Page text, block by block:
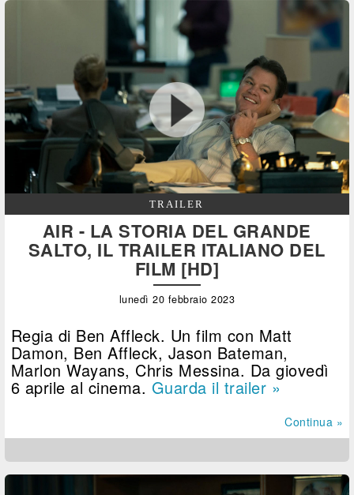
TRAILER
AIR - LA STORIA DEL GRANDE
SALTO, IL TRAILER ITALIANO DEL
FILM [HD]
lunedì 20 febbraio 2023
Regia di Ben Affleck. Un film con Matt
Damon, Ben Affleck, Jason Bateman,
Marlon Wayans, Chris Messina. Da giovedì
6 aprile al cinema. Guarda il trailer »
Continua »